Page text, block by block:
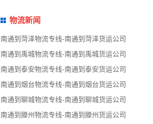
物流新闻
南通到菏泽物流专线-南通到菏泽货运公司
南通到禹城物流专线-南通到禹城货运公司
南通到泰安物流专线-南通到泰安货运公司
南通到烟台物流专线-南通到烟台货运公司
南通到聊城物流专线-南通到聊城货运公司
南通到滕州物流专线-南通到滕州货运公司